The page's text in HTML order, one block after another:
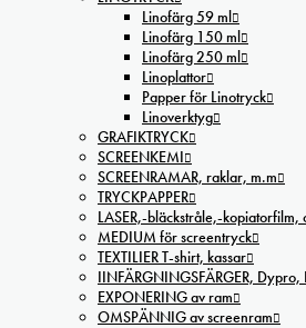
Linofärg 59 ml
Linofärg 150 ml
Linofärg 250 ml
Linoplattor
Papper för Linotryck
Linoverktyg
GRAFIKTRYCK
SCREENKEMI
SCREENRAMAR, raklar, m.m
TRYCKPAPPER
LASER,-bläckstråle,-kopiatorfilm,
MEDIUM för screentryck
TEXTILIER T-shirt, kassar
IINFÄRGNINGSFÄRGER, Dypro,
EXPONERING av ram
OMSPÄNNIG av screenram